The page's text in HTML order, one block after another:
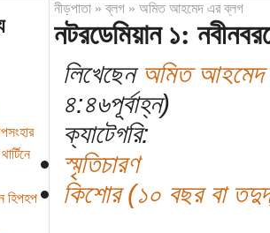
হিপহপ
নীড়পাতা»ব্লগ» অমিত আহমেদ এর ব্লগ
নটরডেমিয়ান ১:
লিখেছেন অমিত আহমেদ
৪:৪৬পূর্বাহ্ন)
ক্যাটেগরি:
স্মৃতিচারণ
কিশোর (১০ বছর বা